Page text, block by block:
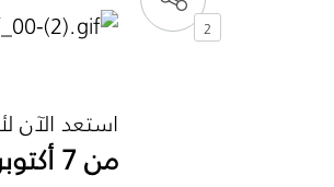
2
استعد
من 7 أكتوبر.